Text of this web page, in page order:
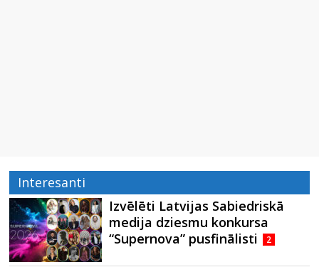
Interesanti
Izvēlēti Latvijas Sabiedriskā
medija dziesmu konkursa
“Supernova” pusfinālisti
2